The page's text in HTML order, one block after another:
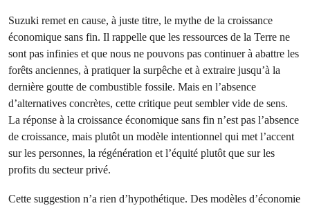
Suzuki remet en cause, à juste titre, le mythe de la croissance
économique sans fin. Il rappelle que les ressources de la Terre ne
sont pas infinies et que nous ne pouvons pas continuer à abattre les
forêts anciennes, à pratiquer la surpêche et à extraire jusqu’à la
dernière goutte de combustible fossile. Mais en l’absence
d’alternatives concrètes, cette critique peut sembler vide de sens.
La réponse à la croissance économique sans fin n’est pas l’absence
de croissance, mais plutôt un modèle intentionnel qui met l’accent
sur les personnes, la régénération et l’équité plutôt que sur les
profits du secteur privé.
Cette suggestion n’a rien d’hypothétique. Des modèles d’économie